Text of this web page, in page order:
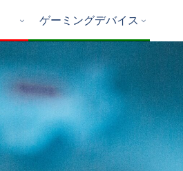
ゲーミングデバイス